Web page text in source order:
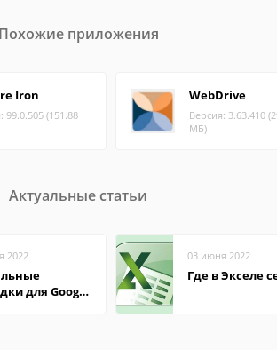
Похожие приложения
Iron
99.0.505 (151.88
WebDrive
Версия: 3.63.410
МБ)
Актуальные статьи
2022
для Google
03 июня 2022
Где в Экселе